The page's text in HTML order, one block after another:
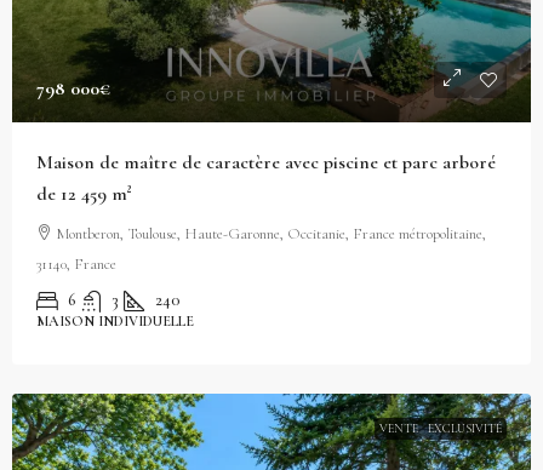
798 000€
Maison de maître de caractère avec piscine et parc arboré
de 12 459 m²
Montberon, Toulouse, Haute-Garonne, Occitanie, France métropolitaine,
31140, France
6 3 240
MAISON INDIVIDUELLE
VENTE EXCLUSIVITÉ